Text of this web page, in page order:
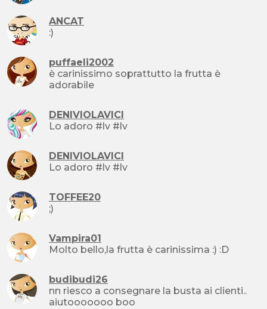
ANCAT
:)
puffaeli2002
è carinissimo soprattutto la frutta è
adorabile
DENIVIOLAVICI
Lo adoro #lv #lv
DENIVIOLAVICI
Lo adoro #lv #lv
TOFFEE20
;)
Vampira01
Molto bello,la frutta è carinissima :) :D
budibudi26
nn riesco a consegnare la busta ai clienti..
aiutooooooo boo